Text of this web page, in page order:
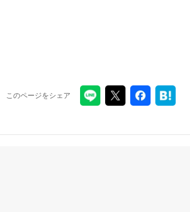
このページをシェア